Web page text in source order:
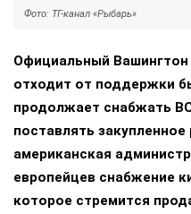
Фото: ТГ-канал «Рыбарь»
Официальный
отходит от поддержки
продолжает снабжать
поставлять
американская
европейцев снабжение
которое стремится